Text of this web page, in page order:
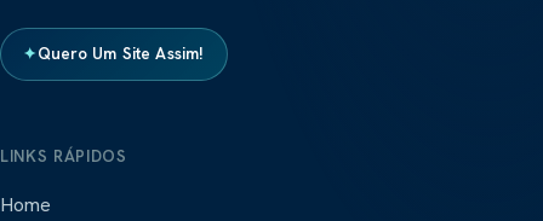
✦Quero Um Site Assim!
LINKS RÁPIDOS
Home